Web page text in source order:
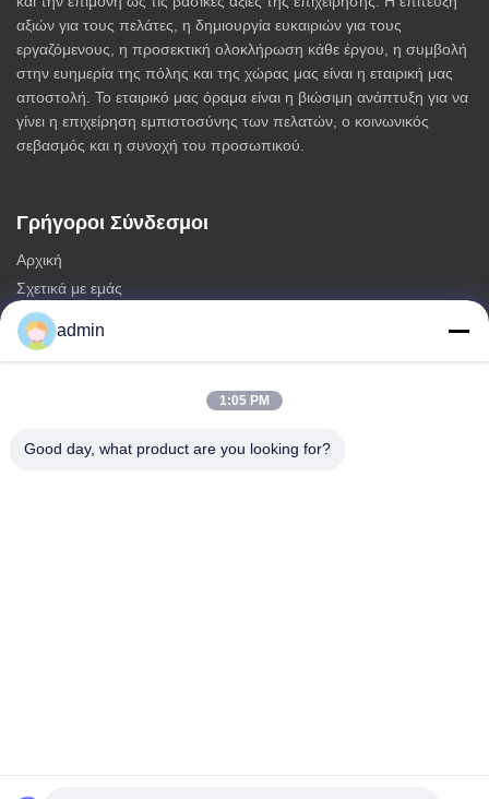
αξιών για τους πελάτες, η δημιουργία ευκαιριών για τους
εργαζόμενους, η προσεκτική ολοκλήρωση κάθε έργου, η συμβολή
στην ευημερία της πόλης και της χώρας μας είναι η εταιρική μας
αποστολή. Το εταιρικό μας όραμα είναι η βιώσιμη ανάπτυξη για να
γίνει η επιχείρηση εμπιστοσύνης των πελατών, ο κοινωνικός
σεβασμός και η συνοχή του προσωπικού.
Γρήγοροι Σύνδεσμοι
Αρχική
Σχετικά με εμάς
προϊόντα
Επικοινωνήστε μαζί μας
τριγωνικός πύργος κεραίας
admin
1:05 PM
Good day, what product are you looking for?